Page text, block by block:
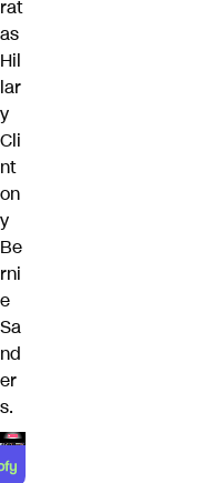
rat
as
Hil
lar
y
Cli
nt
on
y
Be
rni
e
Sa
nd
er
s.